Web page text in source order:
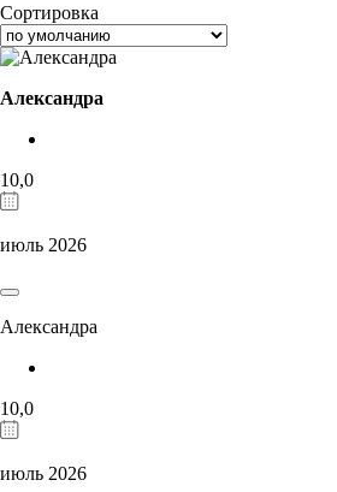
Сортировка
Александра
10,0
июль 2026
Александра
10,0
июль 2026